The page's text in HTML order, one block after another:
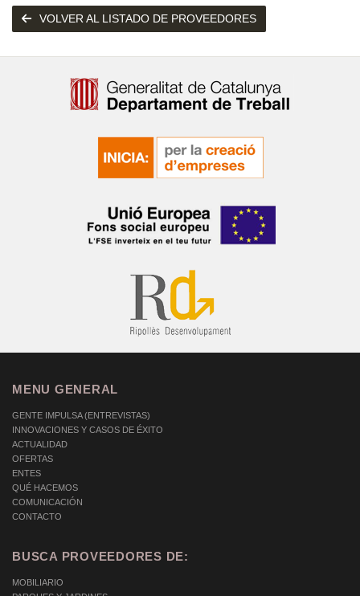
VOLVER AL LISTADO DE PROVEEDORES
MENU GENERAL
GENTE IMPULSA (ENTREVISTAS)
INNOVACIONES Y CASOS DE ÉXITO
ACTUALIDAD
OFERTAS
ENTES
QUÉ HACEMOS
COMUNICACIÓN
CONTACTO
BUSCA PROVEEDORES DE:
MOBILIARIO